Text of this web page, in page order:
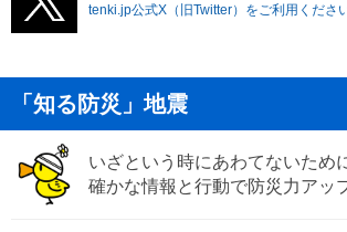
tenki.jp公式X（旧Twitter）をご利用ください
「知る防災」地震
いざという時にあわてないため
確かな情報と行動で防災力アッ